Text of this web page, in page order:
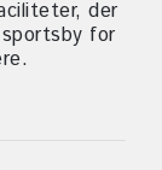
der
for